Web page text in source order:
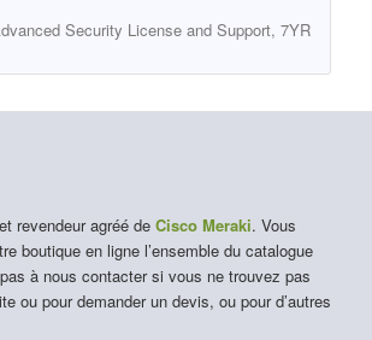
Security License and Support, 7YR
revendeur agréé de Cisco Meraki. Vous
boutique en ligne l’ensemble du catalogue
à nous contacter si vous ne trouvez pas
ou pour demander un devis, ou pour d’autres